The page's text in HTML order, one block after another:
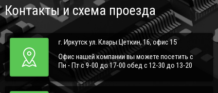
Контакты и схема проезда
г. Иркутск ул. Клары Цеткин, 16, офис 15
Офис нашей компании вы можете посетить с
Пн - Пт с 9-00 до 17-00 обед с 12-30 до 13-20